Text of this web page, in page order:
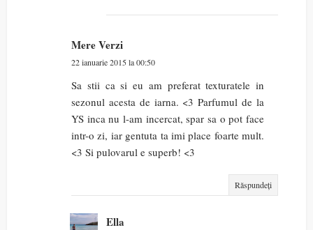
Mere Verzi
22 ianuarie 2015 la 00:50
Sa stii ca si eu am preferat texturatele in
sezonul acesta de iarna. <3 Parfumul de la
YS inca nu l-am incercat, spar sa o pot face
intr-o zi, iar gentuta ta imi place foarte mult.
<3 Si pulovarul e superb! <3
Răspundeți
Ella